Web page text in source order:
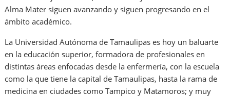
Alma Mater siguen avanzando y siguen progresando en el
ámbito académico.
La Universidad Autónoma de Tamaulipas es hoy un baluarte
en la educación superior, formadora de profesionales en
distintas áreas enfocadas desde la enfermería, con la escuela
como la que tiene la capital de Tamaulipas, hasta la rama de
medicina en ciudades como Tampico y Matamoros; y muy